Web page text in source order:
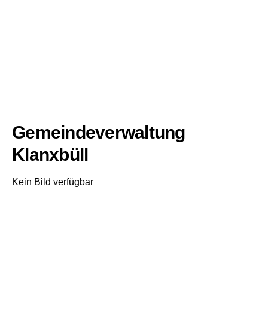
Gemeindeverwaltung
Klanxbüll
Kein Bild verfügbar